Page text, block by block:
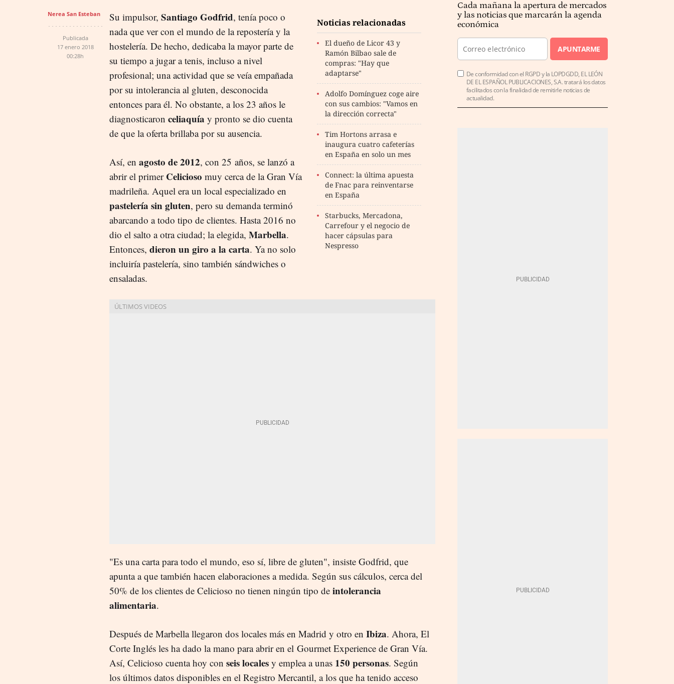
Nerea San Esteban
Publicada
17 enero 2018
00:28h
Noticias relacionadas
El dueño de Licor 43 y
Ramón Bilbao sale de
compras: "Hay que
adaptarse"
Adolfo Domínguez coge aire
con sus cambios: "Vamos en
la dirección correcta"
Tim Hortons arrasa e
inaugura cuatro cafeterías
en España en solo un mes
Connect: la última apuesta
de Fnac para reinventarse
en España
Starbucks, Mercadona,
Carrefour y el negocio de
hacer cápsulas para
Nespresso
Su impulsor, Santiago Godfrid, tenía poco o
nada que ver con el mundo de la repostería y la
hostelería. De hecho, dedicaba la mayor parte de
su tiempo a jugar a tenis, incluso a nivel
profesional; una actividad que se veía empañada
por su intolerancia al gluten, desconocida
entonces para él. No obstante, a los 23 años le
diagnosticaron celiaquía y pronto se dio cuenta
de que la oferta brillaba por su ausencia.
Así, en agosto de 2012, con 25 años, se lanzó a
abrir el primer Celicioso muy cerca de la Gran Vía
madrileña. Aquel era un local especializado en
pastelería sin gluten, pero su demanda terminó
abarcando a todo tipo de clientes. Hasta 2016 no
dio el salto a otra ciudad; la elegida, Marbella.
Entonces, dieron un giro a la carta. Ya no solo
incluiría pastelería, sino también sándwiches o
ensaladas.
"Es una carta para todo el mundo, eso sí, libre de gluten", insiste Godfrid, que
apunta a que también hacen elaboraciones a medida. Según sus cálculos, cerca del
50% de los clientes de Celicioso no tienen ningún tipo de intolerancia
alimentaria.
Después de Marbella llegaron dos locales más en Madrid y otro en Ibiza. Ahora, El
Corte Inglés les ha dado la mano para abrir en el Gourmet Experience de Gran Vía.
Así, Celicioso cuenta hoy con seis locales y emplea a unas 150 personas. Según
los últimos datos disponibles en el Registro Mercantil, a los que ha tenido acceso
Cada mañana la apertura de mercados
y las noticias que marcarán la agenda
económica
APUNTARME
De conformidad con el RGPD y la LOPDGDD, EL LEÓN
DE EL ESPAÑOL PUBLICACIONES, S.A. tratará los datos
facilitados con la finalidad de remitirle noticias de
actualidad.